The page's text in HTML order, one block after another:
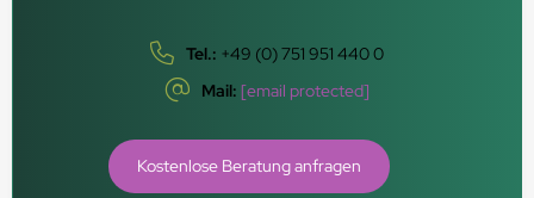
Tel.: +49 (0) 751 951 440 0
Mail: [email protected]
Kostenlose Beratung anfragen